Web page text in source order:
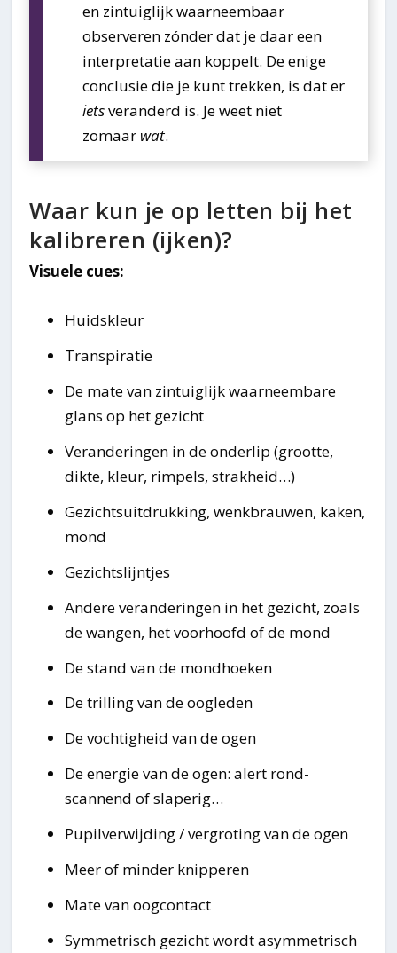
en zintuiglijk waarneembaar
observeren zónder dat je daar een
interpretatie aan koppelt. De enige
conclusie die je kunt trekken, is dat er
ietsveranderd is. Je weet niet
zomaar wat.
Waar kun je op letten bij het
kalibreren (ijken)?
Visuele cues:
Huidskleur
Transpiratie
De mate van zintuiglijk waarneembare
glans op het gezicht
Veranderingen in de onderlip (grootte,
dikte, kleur, rimpels, strakheid…)
Gezichtsuitdrukking, wenkbrauwen, kaken,
mond
Gezichtslijntjes
Andere veranderingen in het gezicht, zoals
de wangen, het voorhoofd of de mond
De stand van de mondhoeken
De trilling van de oogleden
De vochtigheid van de ogen
De energie van de ogen: alert rond-
scannend of slaperig…
Pupilverwijding / vergroting van de ogen
Meer of minder knipperen
Mate van oogcontact
Symmetrisch gezicht wordt asymmetrisch